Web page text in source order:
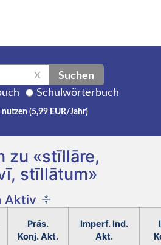
X Suchen
Schulwörterbuch
(5,99 EUR/Jahr)
zu «stīllāre,
stīllātum»
Aktiv
Präs.
Konj. Akt.
Imperf. Ind.
Akt.